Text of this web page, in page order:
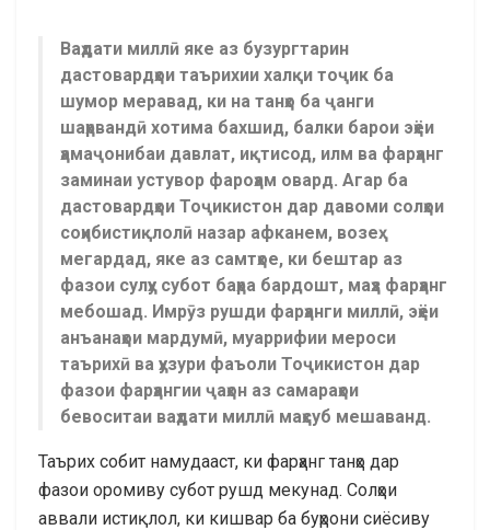
Ваҳдати миллӣ яке аз бузургтарин
дастовардҳои таърихии халқи тоҷик ба
шумор меравад, ки на танҳо ба ҷанги
шаҳрвандӣ хотима бахшид, балки барои эҳёи
ҳамаҷонибаи давлат, иқтисод, илм ва фарҳанг
заминаи устувор фароҳам овард. Агар ба
дастовардҳои Тоҷикистон дар давоми солҳои
соҳибистиқлолӣ назар афканем, возеҳ
мегардад, яке аз самтҳое, ки бештар аз
фазои сулҳу субот баҳра бардошт, маҳз фарҳанг
мебошад. Имрӯз рушди фарҳанги миллӣ, эҳёи
анъанаҳои мардумӣ, муаррифии мероси
таърихӣ ва ҳузури фаъоли Тоҷикистон дар
фазои фарҳангии ҷаҳон аз самараҳои
бевоситаи ваҳдати миллӣ маҳсуб мешаванд.
Таърих собит намудааст, ки фарҳанг танҳо дар
фазои оромиву субот рушд мекунад. Солҳои
аввали истиқлол, ки кишвар ба буҳрони сиёсиву